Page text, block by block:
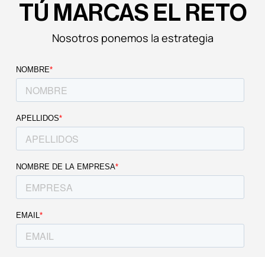
TÚ MARCAS EL RETO
Nosotros ponemos la estrategia